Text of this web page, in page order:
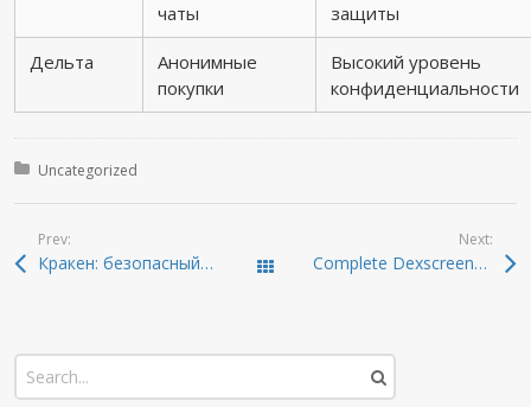
чаты
защиты
Дельта
Анонимные
покупки
Высокий уровень
конфиденциальности
Posted in:
Uncategorized
Prev:
Кракен: безопасный и актуальный доступ в даркнет 2026 Todas las entradas
Next:
Complete Dexscreener Guide: Real-Time DEX Scanning Tools